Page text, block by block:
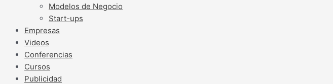
Modelos de Negocio
Start-ups
Empresas
Videos
Conferencias
Cursos
Publicidad